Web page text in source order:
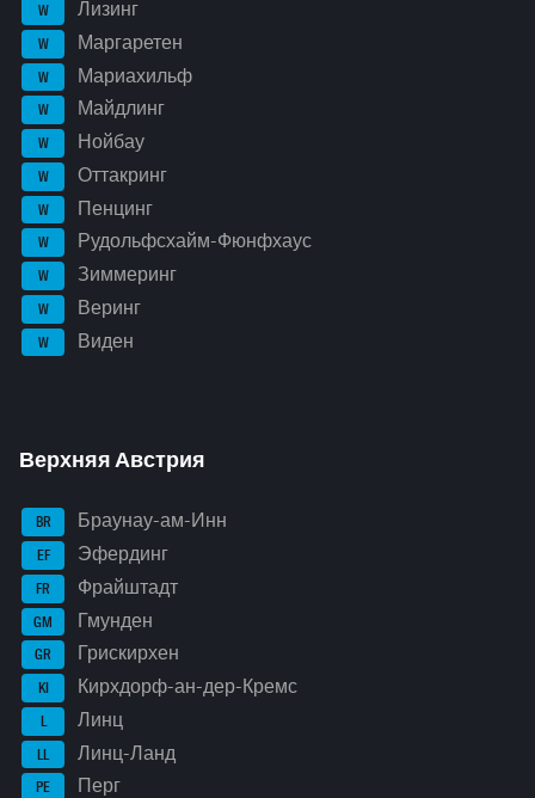
W Лизинг
W Маргаретен
W Мариахильф
W Майдлинг
W Нойбау
W Оттакринг
W Пенцинг
W Рудольфсхайм-Фюнфхаус
W Зиммеринг
W Веринг
W Виден
Верхняя Австрия
BR Браунау-ам-Инн
EF Эфердинг
FR Фрайштадт
GM Гмунден
GR Грискирхен
KI Кирхдорф-ан-дер-Кремс
L Линц
LL Линц-Ланд
PE Перг